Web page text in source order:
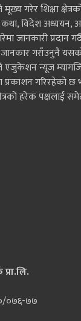
गरेर शिक्षा
विदेश अध्ययन,
जानकारी प्रदान
जानकार गराँउनुनै
एजुकेशन न्यूज
प्रकाशन
हरेक पक्षलाई
०७६-७७